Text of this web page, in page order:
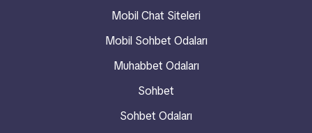
Mobil Chat Siteleri
Mobil Sohbet Odaları
Muhabbet Odaları
Sohbet
Sohbet Odaları